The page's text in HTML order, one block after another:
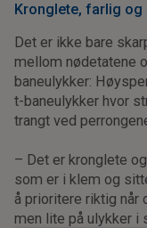
Kronglete, farlig og
Det er ikke bare
mellom nødetatene
baneulykker:
t-baneulykker hvor
trangt ved
– Det er kronglete
som er i klem og
å prioritere riktig når
men lite på ulykker i